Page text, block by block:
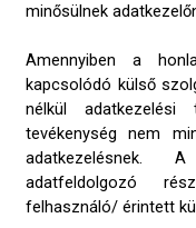
minősülnek
Amennyiben a
kapcsolódó külső
nélkül adatkezelési
tevékenység nem
adatkezelésnek.
adatfeldolgozó
felhasználó/ érintett